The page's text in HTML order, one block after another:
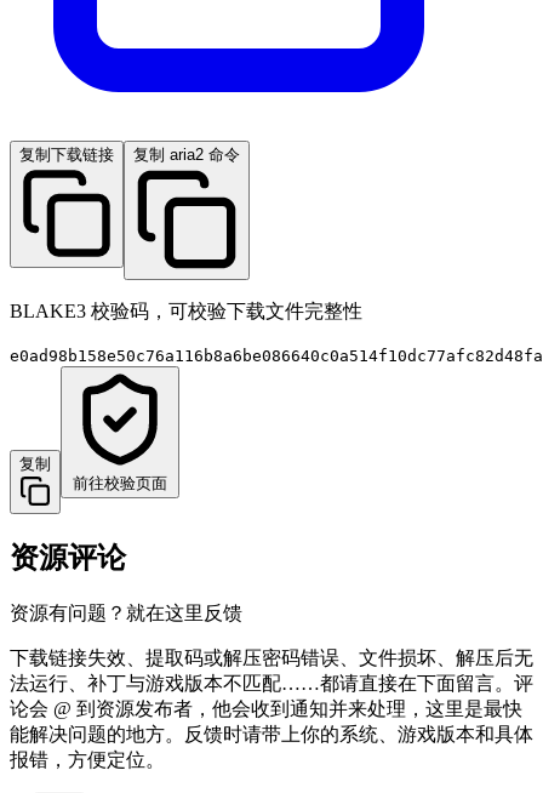
复制下载链接 复制 aria2 命令
BLAKE3 校验码，可校验下载文件完整性
复制
前往校验页面
资源评论
资源有问题？就在这里反馈
下载链接失效、提取码或解压密码错误、文件损坏、解压后无
法运行、补丁与游戏版本不匹配……都请直接在下面留言。评
论会 @ 到资源发布者，他会收到通知并来处理，这里是最快
能解决问题的地方。反馈时请带上你的系统、游戏版本和具体
报错，方便定位。